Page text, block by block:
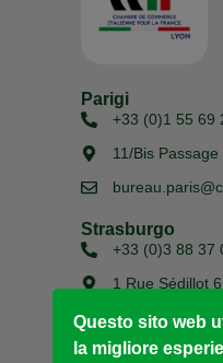
Parigi
+33 (0)1 55 69
11/Bis
Strasburgo
+33 (0)3 88 37
1 Rue Sédillot
Questo sito web
la migliore